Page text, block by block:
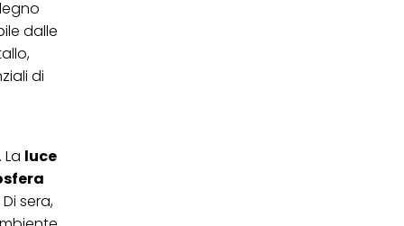
dalle
di
luce
sera,
cookie e consentirli
e al trattamento dei
tecnicamente